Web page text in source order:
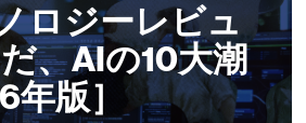
ロジーレビュ
、AIの10大潮
版］